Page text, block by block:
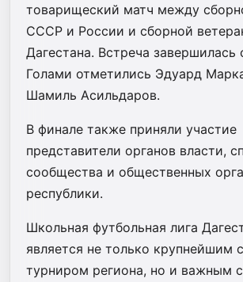
товарищеский матч между
СССР и России и сборной
Дагестана. Встреча завершилась
Голами отметились Эдуард
Шамиль Асильдаров.
В финале также приняли участие
представители органов власти,
сообщества и общественных
республики.
Школьная футбольная лига
является не только крупнейшим
турниром региона, но и важным